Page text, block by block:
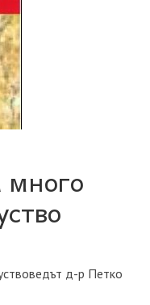
много
д-р Петко